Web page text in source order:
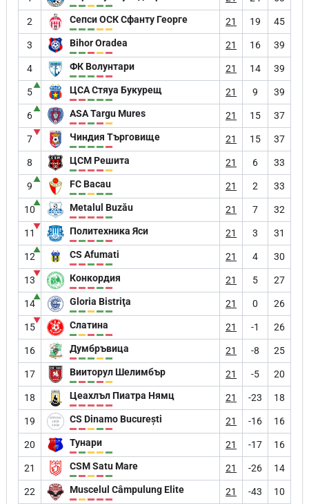
2 Сепси ОСК Сфанту Георге 21 19 45
3 Bihor Oradea 21 16 39
4 ФК Волунтари 21 14 39
5
▲ ЦСА Стяуа Букурещ 21 9 39
6
▲ ASA Targu Mures 21 15 37
7
▼ Чиндия Търговище 21 15 37
8 ЦСМ Решита 21 6 33
9
▲ FC Bacau 21 2 33
10
▲ Metalul Buzău 21 7 32
11
▼ Политехника Яси 21 3 31
12
▲ CS Afumati 21 4 30
13
▼ Конкордия 21 5 27
14
▲ Gloria Bistriţa 21 0 26
15
▼ Слатина 21 -1 26
16 Думбръвица 21 -8 25
17 Вииторул Шелимбър 21 -5 20
18 Цеахлъл Пиатра Нямц 21 -23 18
19 CS Dinamo București 21 -16 16
20 Тунари 21 -17 16
21 CSM Satu Mare 21 -26 14
22 Muscelul Câmpulung Elite 21 -43 10